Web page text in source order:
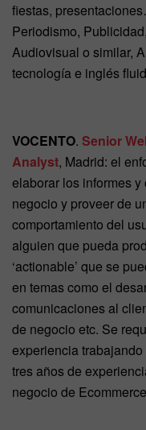
fiestas,
Periodismo,
Audiovisual o similar,
tecnología e inglés
VOCENTO. Senior
Analyst, Madrid: el
elaborar los informes
negocio y proveer de
comportamiento del
alguien que pueda
‘actionable’ que se
en temas como el
comunicaciones al
de negocio etc. Se
experiencia
tres años de
negocio de